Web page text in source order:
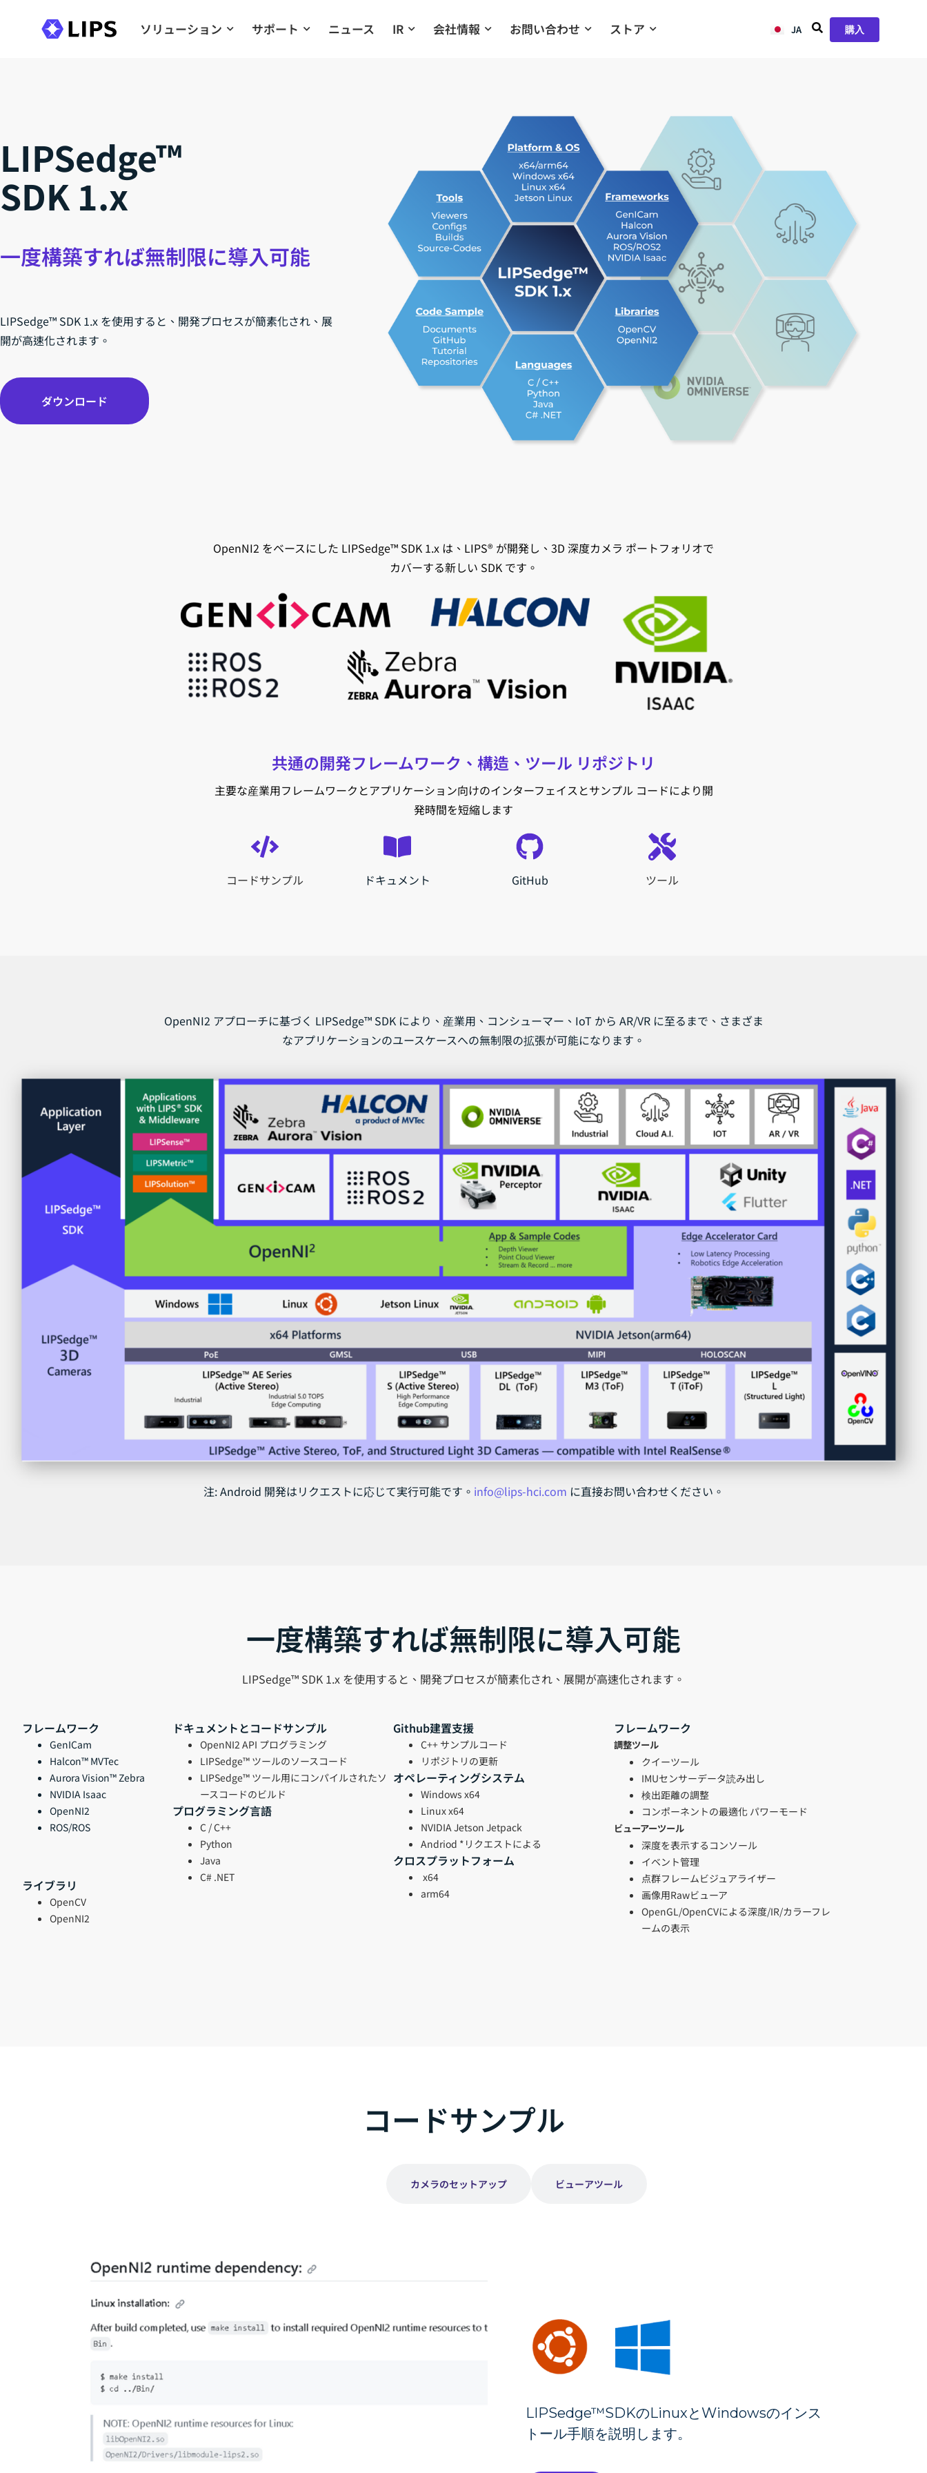
ソリューション サポート ニュース IR 会社情報 お問い合わせ ストア JA
ZH 購入
LIPSedge™
SDK 1.x
一度構築すれば無制限に導入可能
LIPSedge™ SDK 1.x を使用すると、開発プロセスが簡素化され、展
開が高速化されます。
ダウンロード
OpenNI2 をベースにした LIPSedge™ SDK 1.x は、LIPS® が開発し、3D 深度カメラ ポートフォリオで
カバーする新しい SDK です。
共通の開発フレームワーク、構造、ツール リポジトリ
主要な産業用フレームワークとアプリケーション向けのインターフェイスとサンプル コードにより開
発時間を短縮します
コードサンプル ドキュメント GitHub ツール
OpenNI2 アプローチに基づく LIPSedge™ SDK により、産業用、コンシューマー、IoT から AR/VR に至るまで、さまざま
なアプリケーションのユースケースへの無制限の拡張が可能になります。
注: Android 開発はリクエストに応じて実行可能です。 info@lips-hci.com に直接お問い合わせください。
一度構築すれば無制限に導入可能
LIPSedge™ SDK 1.x を使用すると、開発プロセスが簡素化され、展開が高速化されます。
フレームワーク
GenICam
Halcon™ MVTec
Aurora Vision™ Zebra
NVIDIA Isaac
OpenNI2
ROS/ROS
ライブラリ
OpenCV
OpenNI2
ドキュメントとコードサンプル
OpenNI2 API プログラミング
LIPSedge™ ツールのソースコード
LIPSedge™ ツール用にコンパイルされたソ
ースコードのビルド
プログラミング言語
C / C++
Python
Java
C# .NET
Github建置支援
C++ サンプルコード
リポジトリの更新
オペレーティングシステム
Windows x64
Linux x64
NVIDIA Jetson Jetpack
Andriod *リクエストによる
クロスプラットフォーム
x64
arm64
フレームワーク
調整ツール
クイーツール
IMUセンサーデータ読み出し
検出距離の調整
コンポーネントの最適化 パワーモード
ビューアーツール
深度を表示するコンソール
イベント管理
点群フレームビジュアライザー
画像用Rawビューア
OpenGL/OpenCVによる深度/IR/カラーフレ
ームの表示
コードサンプル
カメラのセットアップ ビューアツール
LIPSedge™SDKのLinuxとWindowsのインス
トール手順を説明します。